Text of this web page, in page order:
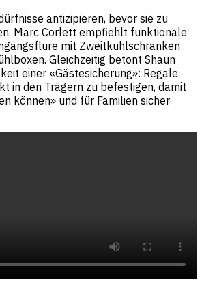
antizipieren, bevor sie zu
Marc Corlett empfiehlt funktionale
mit Zweitkühlschränken
Gleichzeitig betont Shaun
einer «Gästesicherung»: Regale
in den Trägern zu befestigen, damit
können» und für Familien sicher